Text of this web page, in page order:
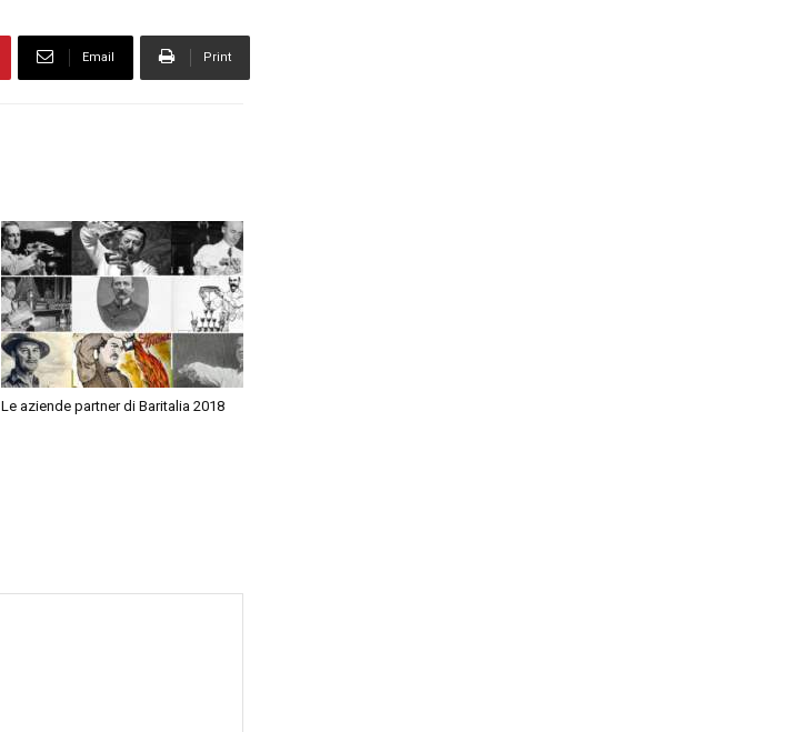
Email Print
Le aziende partner di Baritalia 2018